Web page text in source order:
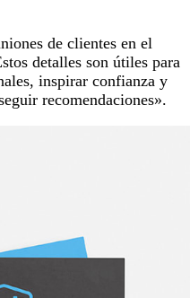
de clientes en el
detalles son útiles para
inspirar confianza y
recomendaciones».